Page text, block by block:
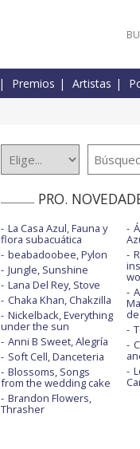
Premios Artistas
PRO.
La Casa Azul, Fauna y
flora subacuática
beabadoobee, Pylon
Jungle, Sunshine
Lana Del Rey, Stove
Chaka Khan, Chakzilla
Nickelback, Everything
under the sun
Anni B Sweet, Alegría
Soft Cell, Danceteria
Blossoms, Songs
from the wedding cake
Brandon Flowers,
Thrasher